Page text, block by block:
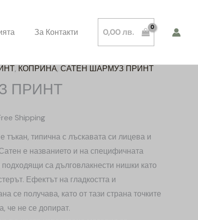
За Контакти 0,00лв.
, КОПРИНА, САТЕН ШАРМУЗ ПРИНТ
ПРИНТ
Shipping
тъкан, типична с лъскавата си лицева и
е названието и на специфичната
подходящи са дълговлакнести нишки като
Ефектът на гладкостта и
се получава, като от тази страна точките
че не се допират.